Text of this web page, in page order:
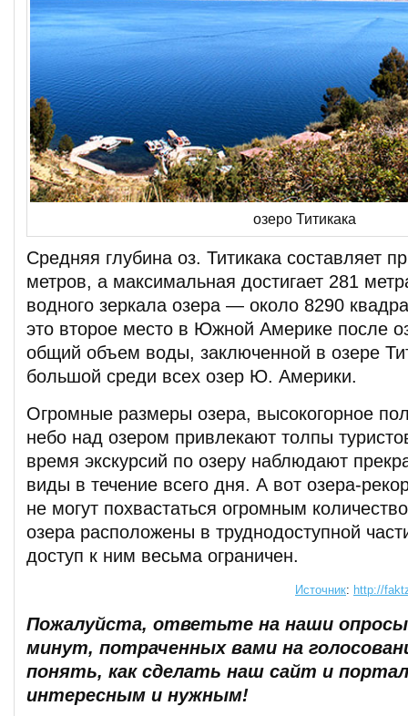
озеро Титикака
Средняя глубина оз. Титикака составляет
метров, а максимальная достигает 281
водного зеркала озера — около 8290
это второе место в Южной Америке после
общий объем воды, заключенной в озере
большой среди всех озер Ю. Америки.
Огромные размеры озера, высокогорное
небо над озером привлекают толпы
время экскурсий по озеру наблюдают
виды в течение всего дня. А вот озера-
не могут похвастаться огромным
озера расположены в труднодоступной
доступ к ним весьма ограничен.
Источник: http://
Пожалуйста, ответьте на наши
минут, потраченных вами на
понять, как сделать наш сайт и
интересным и нужным!